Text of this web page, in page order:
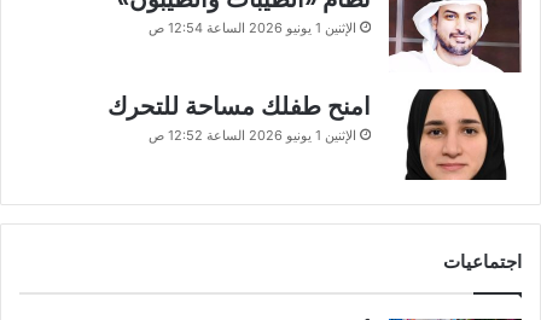
الإثنين 1 يونيو 2026 الساعة 12:54 ص
امنح طفلك مساحة للتحرك
الإثنين 1 يونيو 2026 الساعة 12:52 ص
اجتماعيات